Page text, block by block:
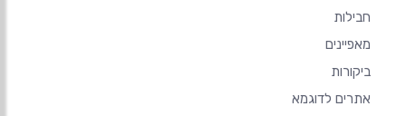
חבילות
מאפיינים
ביקורות
אתרים לדוגמא